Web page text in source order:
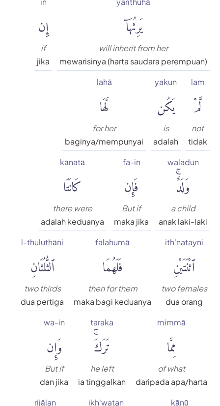
يَرِثُهَآ
will inherit from her
mewarisinya (harta saudara perempuan)
إِن
if
jika
lam
لَّمْ
not
tidak
yakun
يَكُن
is
adalah
lahā
لَّهَا
for her
baginya/mempunyai
waladun
وَلَدٌۚ
a child
anak laki-laki
fa-in
فَإِن
But if
maka jika
kānatā
كَانَتَا
there were
adalah keduanya
ith'natayni
ٱثْنَتَيْنِ
two females
dua orang
falahumā
فَلَهُمَا
then for them
maka bagi keduanya
l-thuluthāni
ٱلثُّلُثَانِ
two thirds
dua pertiga
mimmā
مِمَّا
of what
daripada apa/harta
taraka
تَرَكَۚ
he left
ia tinggalkan
wa-in
وَإِن
But if
dan jika
kānū
ikh'watan
rijālan